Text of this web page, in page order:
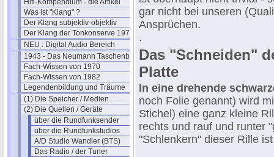
Hifi-Kompendium - die Artikel
Was ist "Klang" ?
Der Klang subjektiv-objektiv
Der Klang der Tonkonserve 1979
NEU : Digital Audio Bereich
1943 - Das Neumann Taschenbuch
Fach-Wissen von 1970
Fach-Wissen von 1982
Legendenbildung und Träume
(1) Die Speicher / Medien
(2) Die Quellen / Geräte
über die Rundfunksender
über die Rundfunkstudios
A/D Studio Wandler (BTS)
Das Radio / der Tuner
gar nicht bei unseren
Ansprüchen.
.
Das "Schneiden"
Platte
In eine drehende
noch Folie genannt) wird
Stichel) eine ganz kleine
rechts und rauf und runter
"Schlenkern" dieser Rille